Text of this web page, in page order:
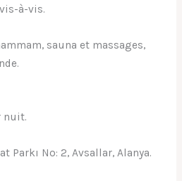
à-vis.
sauna et massages,
nuit.
Parkı No: 2, Avsallar, Alanya.